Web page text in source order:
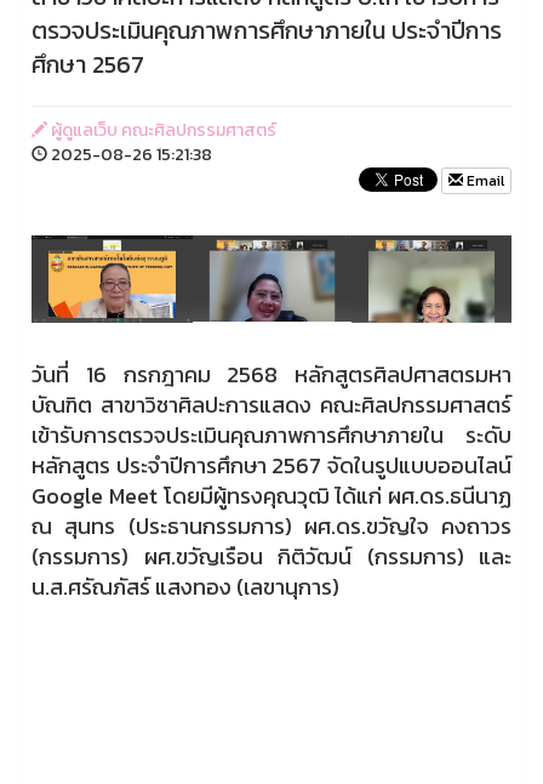
ตรวจประเมินคุณภาพการศึกษาภายใน ประจำปีการ
ศึกษา 2567
ผู้ดูแลเว็บ คณะศิลปกรรมศาสตร์
2025-08-26 15:21:38
Email
วันที่ 16 กรกฎาคม 2568 หลักสูตรศิลปศาสตรมหา
บัณฑิต สาขาวิชาศิลปะการแสดง คณะศิลปกรรมศาสตร์
เข้ารับการตรวจประเมินคุณภาพการศึกษาภายใน ระดับ
หลักสูตร ประจำปีการศึกษา 2567 จัดในรูปแบบออนไลน์
Google Meet โดยมีผู้ทรงคุณวุฒิ ได้แก่ ผศ.ดร.ธนีนาฏ
ณ สุนทร (ประธานกรรมการ) ผศ.ดร.ขวัญใจ คงถาวร
(กรรมการ) ผศ.ขวัญเรือน กิติวัฒน์ (กรรมการ) และ
น.ส.ศรัณภัสร์ แสงทอง (เลขานุการ)